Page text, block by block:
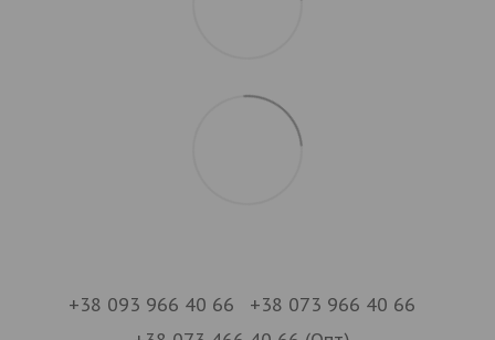
+38 093 966 40 66
+38 073 966 40 66